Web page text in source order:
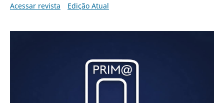
Acessar revista
Edição Atual